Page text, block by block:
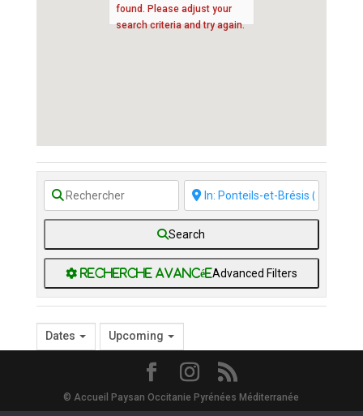
found. Please adjust your
search criteria and try again.
Search
Advanced Filters
Dates Upcoming
© Accueil Paysan Occitanie Pyrénées Méditerranée